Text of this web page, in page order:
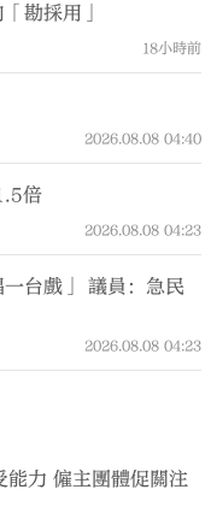
勘採用」
18小時前
2026.08.08 04:40
倍
2026.08.08 04:23
台戲」 議員：急民
2026.08.08 04:23
能力 僱主團體促關注